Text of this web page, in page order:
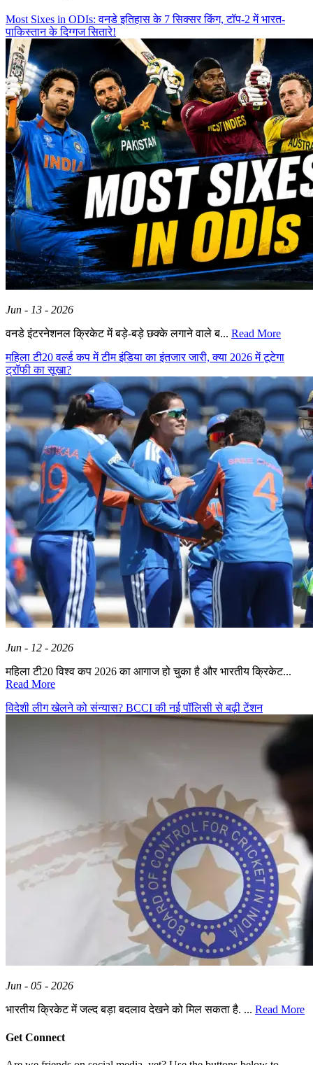
Most Sixes in ODIs: वनडे इतिहास के 7 सिक्सर किंग, टॉप-2 में भारत-
पाकिस्तान के दिग्गज सितारे!
Jun - 13 - 2026
वनडे इंटरनेशनल क्रिकेट में बड़े-बड़े छक्के लगाने वाले ब... Read More
महिला टी20 वर्ल्ड कप में टीम इंडिया का इंतजार जारी, क्या 2026 में टूटेगा
ट्रॉफी का सूखा?
Jun - 12 - 2026
महिला टी20 विश्व कप 2026 का आगाज हो चुका है और भारतीय क्रिकेट...
Read More
विदेशी लीग खेलने को संन्यास? BCCI की नई पॉलिसी से बढ़ी टेंशन
Jun - 05 - 2026
भारतीय क्रिकेट में जल्द बड़ा बदलाव देखने को मिल सकता है. ... Read More
Get Connect